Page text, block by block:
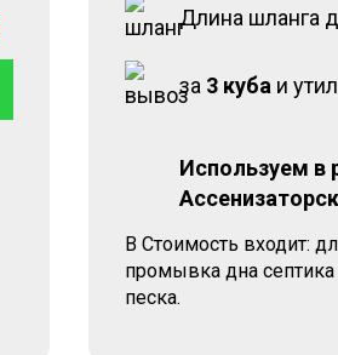
Длина шланга
за 3 куба и
Используем в
В Стоимость входит:
промывка дна
песка.